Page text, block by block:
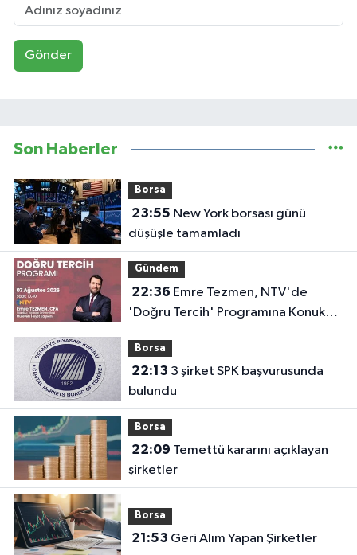
Gönder
Son Haberler
Borsa
23:55
düşüşle tamamladı
Gündem
22:36
'Doğru Tercih' Programına Konuk
Olacak
Borsa
22:13
bulundu
Borsa
22:09
şirketler
Borsa
21:53 Geri Alım Yapan Şirketler